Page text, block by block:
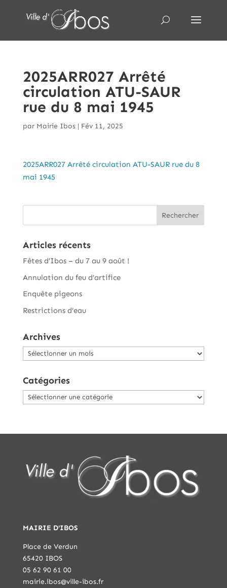
2025ARR027 Arrêté
circulation ATU-SAUR
rue du 8 mai 1945
par Mairie Ibos| Fév 11, 2025
2025ARR027 Arrêté circulation ATU-SAUR rue du 8
mai 1945
Articles récents
Fêtes d’Ibos – du 7 au 9 août !
Annulation du feu d’artifice
Enquête pigeons
Restrictions d’eau
Archives
Archives
Catégories
Catégories
MAIRIE D'IBOS
Place de Verdun
65420 IBOS
05 62 90 61 00
mairie.ibos@ville-ibos.fr